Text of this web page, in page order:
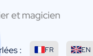
et magicien
: FR EN